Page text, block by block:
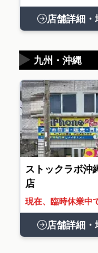
店舗詳細・
九州・沖縄
▶
ストックラボ沖
店
現在、臨時休業中
店舗詳細・